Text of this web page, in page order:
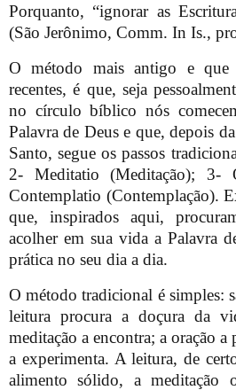
Porquanto, “ignorar as
(São Jerônimo, Comm. In Is.,
O método mais antigo e que
recentes, é que, seja
no círculo bíblico nós
Palavra de Deus e que, depois
Santo, segue os passos
2- Meditatio (Meditação); 3-
Contemplatio (Contemplação).
que, inspirados aqui,
acolher em sua vida a Palavra
prática no seu dia a dia.
O método tradicional é simples:
leitura procura a doçura da
meditação a encontra; a oração a
a experimenta. A leitura, de
alimento sólido, a meditação